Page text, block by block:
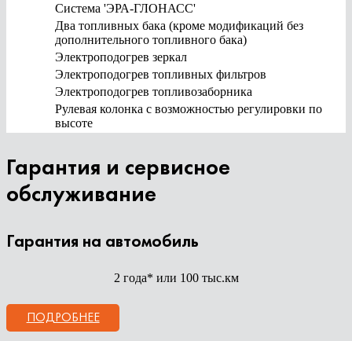
Система 'ЭРА-ГЛОНАСС'
Два топливных бака (кроме модификаций без
дополнительного топливного бака)
Электроподогрев зеркал
Электроподогрев топливных фильтров
Электроподогрев топливозаборника
Рулевая колонка с возможностью регулировки по
высоте
Гарантия и сервисное
обслуживание
Гарантия на автомобиль
2 года* или 100 тыс.км
ПОДРОБНЕЕ